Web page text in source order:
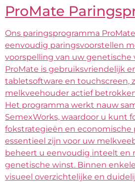
ProMate
Ons paringsprogramma
eenvoudig paringsvoorstellen
voorspelling van uw genetische
ProMate is gebruiksvriendelijk
tabletsoftware en touchscreen,
melkveehouder actief
Het programma werkt nauw
SemexWorks, waardoor u kunt
fokstrategieën en economische
essentieel zijn voor uw
beheert u eenvoudig inteelt en
genetische winst. Binnen
visueel overzichtelijke en